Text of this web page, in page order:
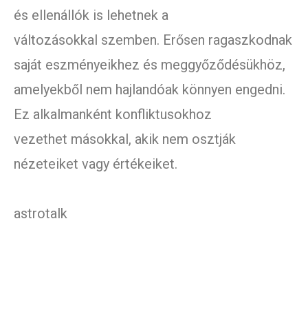
és ellenállók is lehetnek a
változásokkal szemben. Erősen ragaszkodnak
saját eszményeikhez és meggyőződésükhöz,
amelyekből nem hajlandóak könnyen engedni.
Ez alkalmanként konfliktusokhoz
vezethet másokkal, akik nem osztják
nézeteiket vagy értékeiket.
astrotalk